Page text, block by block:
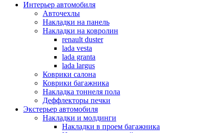
Интерьер автомобиля
Авточехлы
Накладки на панель
Накладки на ковролин
renault duster
lada vesta
lada granta
lada largus
Коврики салона
Коврики багажника
Накладка тоннеля пола
Деффлекторы печки
Экстерьер автомобиля
Накладки и молдинги
Накладки в проем багажника